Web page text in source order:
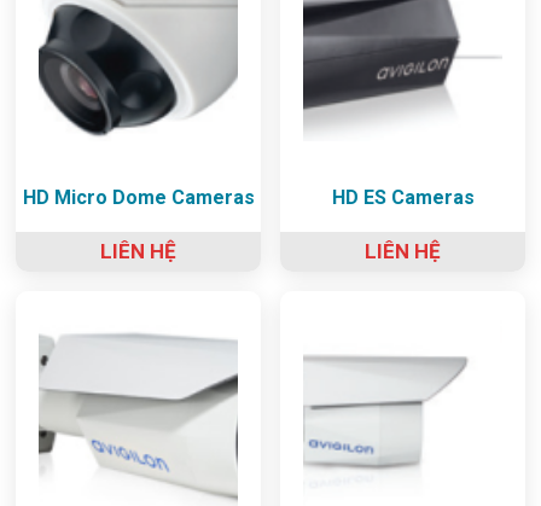
HD Micro Dome Cameras
LIÊN HỆ
HD ES Cameras
LIÊN HỆ